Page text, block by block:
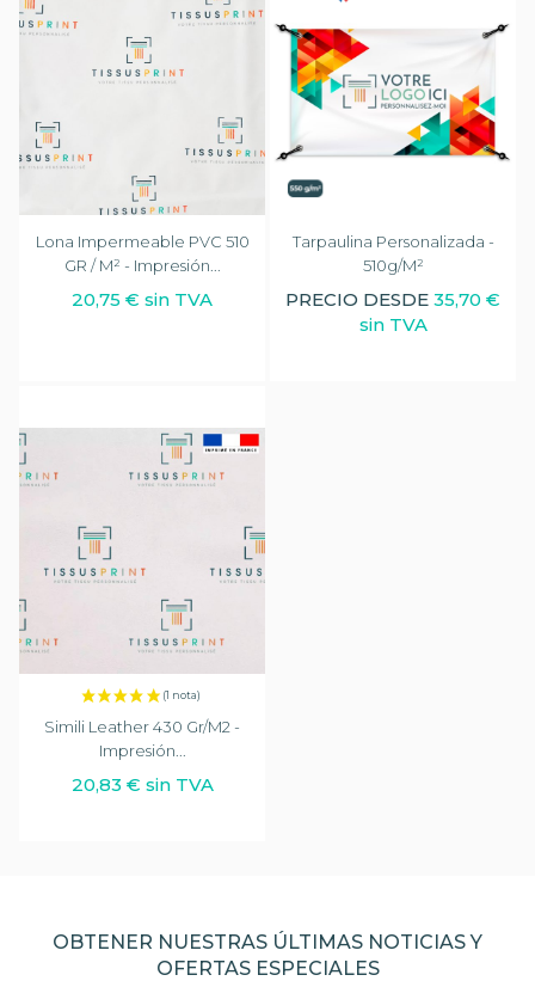
Lona Impermeable PVC 510
GR / M² - Impresión...
20,75 € sin TVA
Tarpaulina Personalizada -
510g/m²
PRECIO DESDE 35,70 €
sin TVA
Simili Leather 430 Gr/m2 -
Impresión...
20,83 € sin TVA
OBTENER NUESTRAS ÚLTIMAS NOTICIAS Y
OFERTAS ESPECIALES